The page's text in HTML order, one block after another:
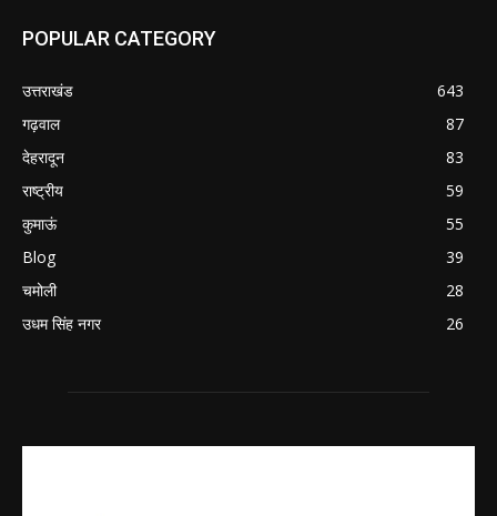
POPULAR CATEGORY
उत्तराखंड
643
गढ़वाल
87
देहरादून
83
राष्ट्रीय
59
कुमाऊं
55
Blog
39
चमोली
28
उधम सिंह नगर
26